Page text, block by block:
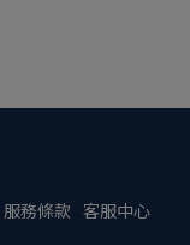
服務條款 客服中心